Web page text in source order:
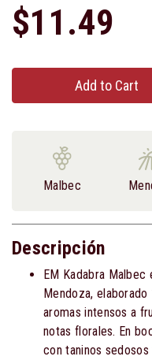
$11.49
Add to Cart
Malbec
Descripción
EM Kadabra
Mendoza,
aromas intensos a
notas florales. En
con taninos